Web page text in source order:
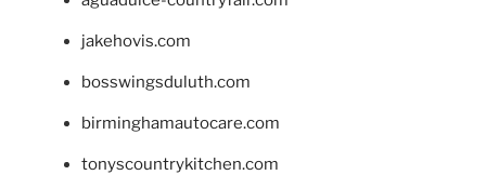
jakehovis.com
bosswingsduluth.com
birminghamautocare.com
tonyscountrykitchen.com